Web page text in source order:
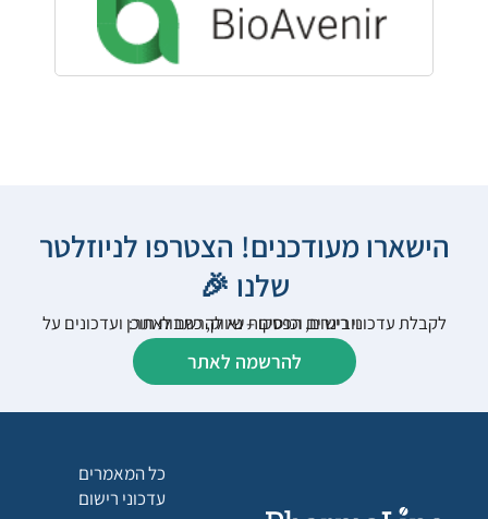
הישארו מעודכנים! הצטרפו לניוזלטר
שלנו 🎉
לקבלת עדכוני רישום, הפסקות שיווק, כתבות תוכן ועדכונים על וובינרים וכנסים – נא להרשם לאתר:
להרשמה לאתר
כל המאמרים
עדכוני רישום